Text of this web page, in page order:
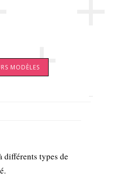
MODÈLES
différents types de